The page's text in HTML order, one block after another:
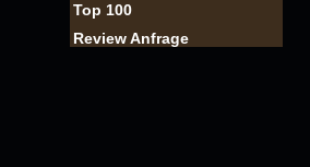
Top 100
Review Anfrage